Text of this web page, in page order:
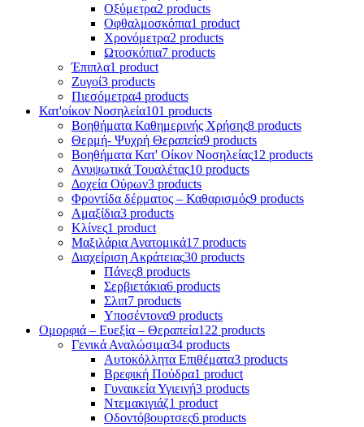
Οξύμετρα2 products
Οφθαλμοσκόπια1 product
Χρονόμετρα2 products
Ωτοσκόπια7 products
Έπιπλα1 product
Ζυγοί3 products
Πιεσόμετρα4 products
Κατ'οίκον Νοσηλεία101 products
Βοηθήματα Καθημερινής Χρήσης8 products
Θερμή- Ψυχρή Θεραπεία9 products
Βοηθήματα Κατ' Οίκον Νοσηλείας12 products
Ανυψωτικά Τουαλέτας10 products
Δοχεία Ούρων3 products
Φροντίδα δέρματος – Καθαρισμός9 products
Αμαξίδια3 products
Κλίνες1 product
Μαξιλάρια Ανατομικά17 products
Διαχείριση Ακράτειας30 products
Πάνες8 products
Σερβιετάκια6 products
Σλιπ7 products
Υποσέντονα9 products
Ομορφιά – Ευεξία – Θεραπεία122 products
Γενικά Αναλώσιμα34 products
Αυτοκόλλητα Επιθέματα3 products
Βρεφική Πούδρα1 product
Γυναικεία Υγιεινή3 products
Ντεμακιγιάζ1 product
Οδοντόβουρτσες6 products